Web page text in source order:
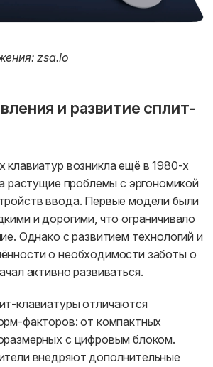
zsa.io
и развитие сплит-
клавиатур возникла ещё в 1980-х
растущие проблемы с эргономикой
ввода. Первые модели были
и дорогими, что ограничивало
Однако с развитием технологий и
о необходимости заботы о
активно развиваться.
клавиатуры отличаются
факторов: от компактных
с цифровым блоком.
внедряют дополнительные